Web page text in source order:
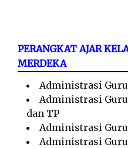
PERANGKAT AJAR
MERDEKA
Administrasi Guru
Administrasi
dan TP
Administrasi
Administrasi